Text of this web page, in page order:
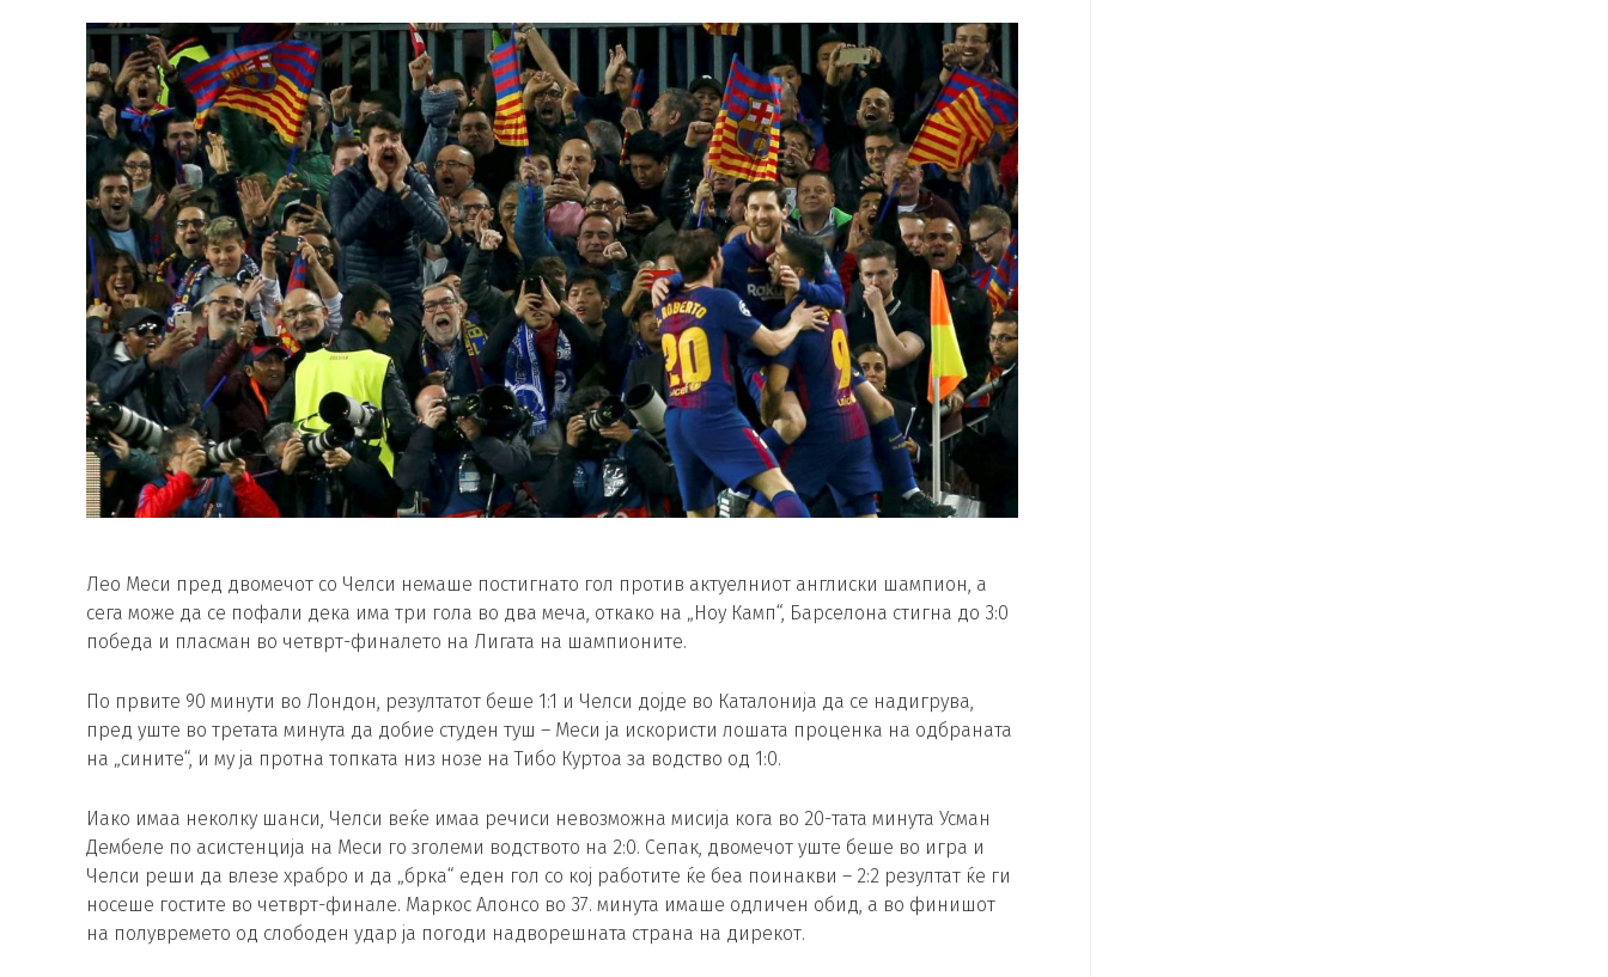
Лео Меси пред двомечот со Челси немаше постигнато гол против актуелниот англиски шампион, а
сега може да се пофали дека има три гола во два меча, откако на „Ноу Камп“, Барселона стигна до 3:0
победа и пласман во четврт-финалето на Лигата на шампионите.
По првите 90 минути во Лондон, резултатот беше 1:1 и Челси дојде во Каталонија да се надигрува,
пред уште во третата минута да добие студен туш – Меси ја искористи лошата проценка на одбраната
на „сините“, и му ја протна топката низ нозе на Тибо Куртоа за водство од 1:0.
Иако имаа неколку шанси, Челси веќе имаа речиси невозможна мисија кога во 20-тата минута Усман
Дембеле по асистенција на Меси го зголеми водството на 2:0. Сепак, двомечот уште беше во игра и
Челси реши да влезе храбро и да „брка“ еден гол со кој работите ќе беа поинакви – 2:2 резултат ќе ги
носеше гостите во четврт-финале. Маркос Алонсо во 37. минута имаше одличен обид, а во финишот
на полувремето од слободен удар ја погоди надворешната страна на дирекот.